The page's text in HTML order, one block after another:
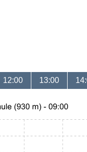
12:00 13:00